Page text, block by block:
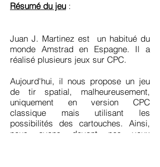
Résumé du jeu :
Juan J. Martinez est un habitué du
monde Amstrad en Espagne. Il a
réalisé plusieurs jeux sur CPC.
Aujourd'hui, il nous propose un jeu
de tir spatial, malheureusement,
uniquement en version CPC
classique mais utilisant les
possibilités des cartouches. Ainsi,
nous avons devant nos yeux